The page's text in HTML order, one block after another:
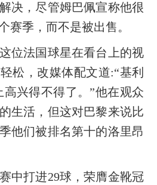
决，尽管姆巴佩宣称他很
赛季，而不是被出售。
位法国球星在看台上的视
松，改媒体配文道:“基利
高兴得不得了。”他在观众
生活，但这对巴黎来说比
他们被排名第十的洛里昂
中打进29球，荣膺金靴冠